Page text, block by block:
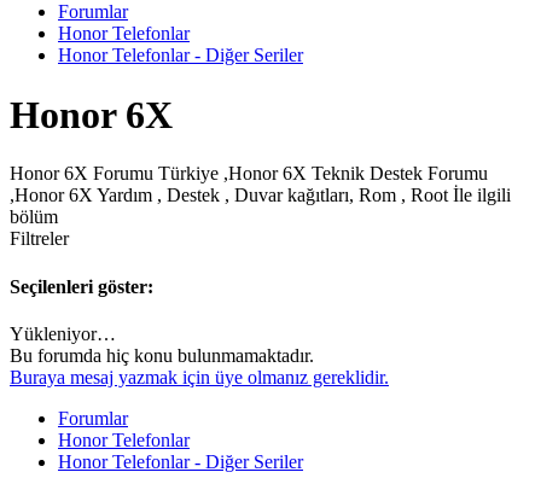
Forumlar
Honor Telefonlar
Honor Telefonlar - Diğer Seriler
Honor 6X
Honor 6X Forumu Türkiye ,Honor 6X Teknik Destek Forumu
,Honor 6X Yardım , Destek , Duvar kağıtları, Rom , Root İle ilgili
bölüm
Filtreler
Seçilenleri göster:
Yükleniyor…
Bu forumda hiç konu bulunmamaktadır.
Buraya mesaj yazmak için üye olmanız gereklidir.
Forumlar
Honor Telefonlar
Honor Telefonlar - Diğer Seriler